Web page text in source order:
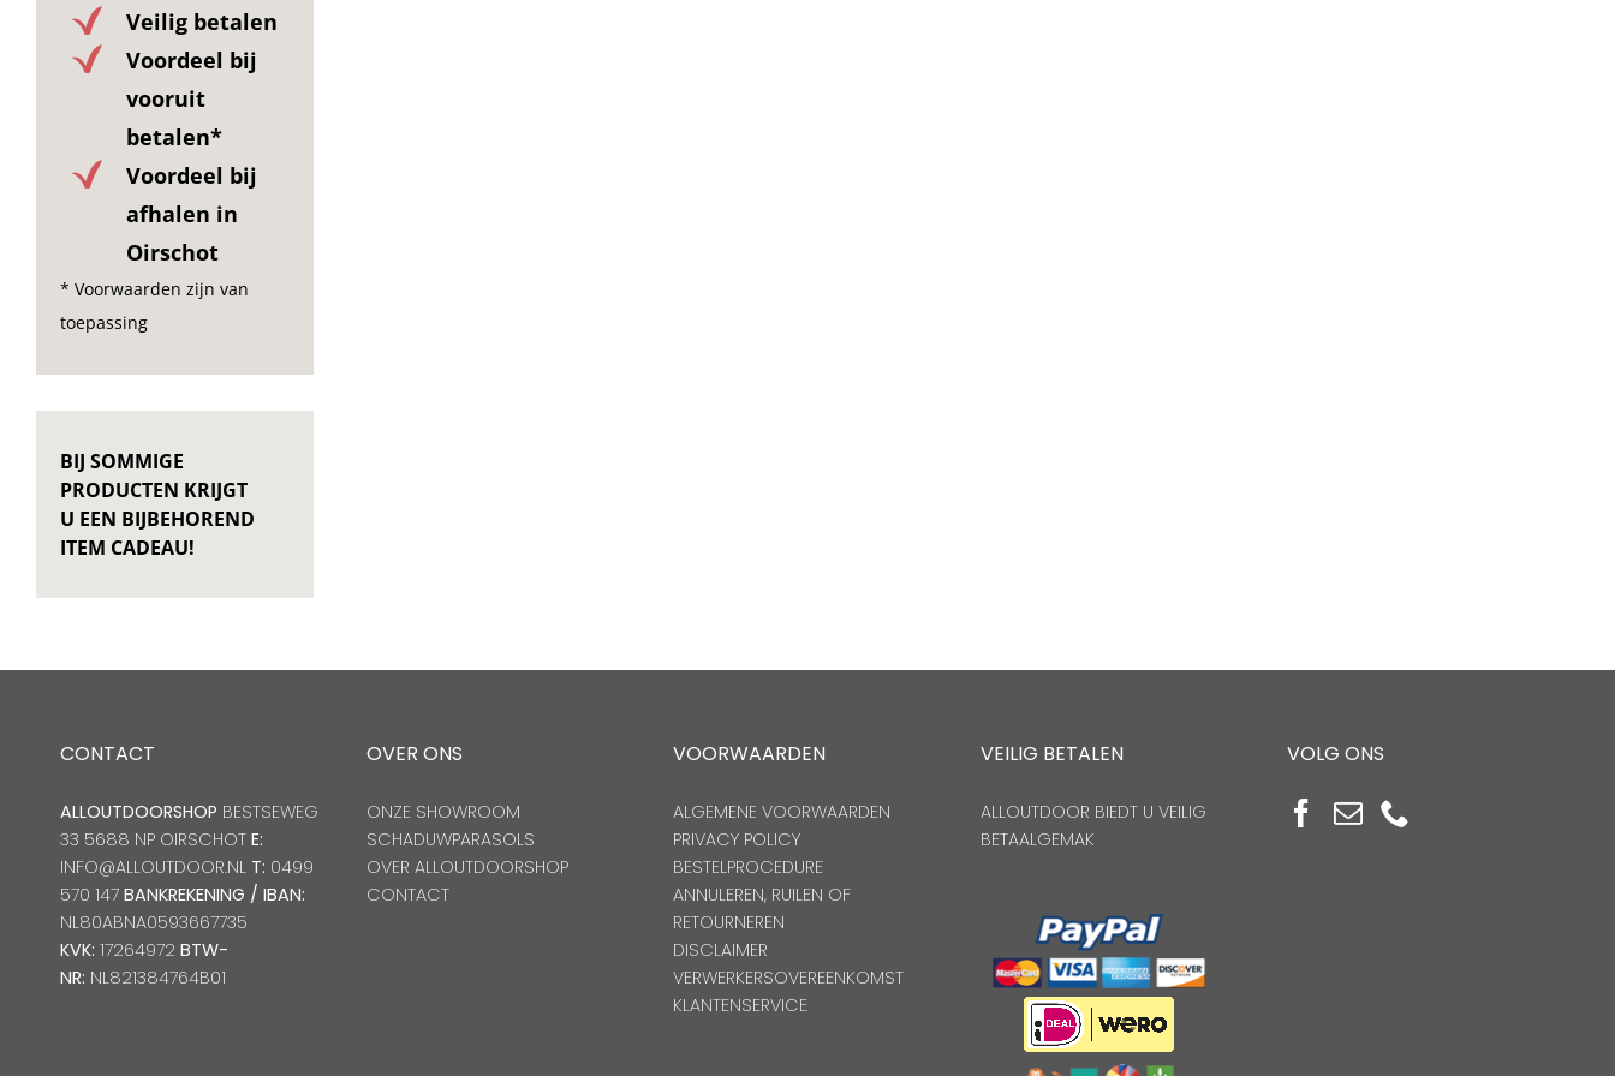
Veilig betalen
Voordeel bij
vooruit
betalen*
Voordeel bij
afhalen in
Oirschot
* Voorwaarden zijn van
toepassing
BIJ SOMMIGE
PRODUCTEN KRIJGT
U EEN BIJBEHOREND
ITEM CADEAU!
CONTACT
ALLOUTDOORSHOP BESTSEWEG
33 5688 NP OIRSCHOT E:
INFO@ALLOUTDOOR.NL T: 0499
570 147 BANKREKENING / IBAN:
NL80ABNA0593667735
KVK: 17264972 BTW-
NR: NL821384764B01
OVER ONS
ONZE SHOWROOM
SCHADUWPARASOLS
OVER ALLOUTDOORSHOP
CONTACT
VOORWAARDEN
ALGEMENE VOORWAARDEN
PRIVACY POLICY
BESTELPROCEDURE
ANNULEREN, RUILEN OF
RETOURNEREN
DISCLAIMER
VERWERKERSOVEREENKOMST
KLANTENSERVICE
VEILIG BETALEN
ALLOUTDOOR BIEDT U VEILIG
BETAALGEMAK
VOLG ONS